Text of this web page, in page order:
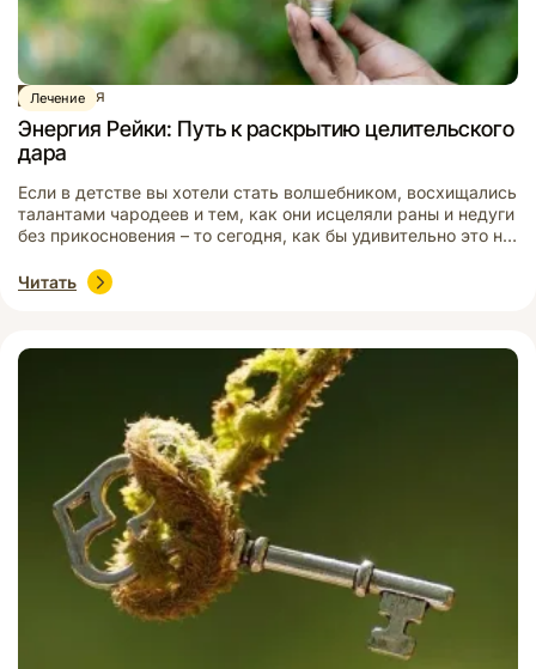
Лечение
Статья
Энергия Рейки: Путь к раскрытию целительского
дара
Если в детстве вы хотели стать волшебником, восхищались
талантами чародеев и тем, как они исцеляли раны и недуги
без прикосновения – то сегодня, как бы удивительно это не
не удивляйтесь. Японская практика Рейки поможет вам
раскрыть дар целителя, даже если вы никогда этим не
Читать